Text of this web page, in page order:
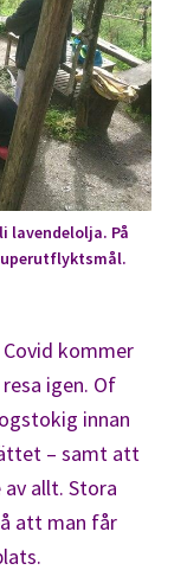
lavendelolja. På
kommer
igen. Of
innan
– samt att
allt. Stora
att man får